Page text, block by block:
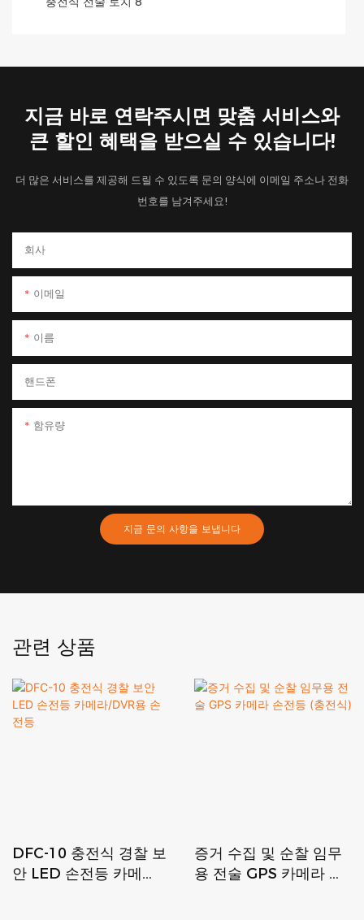
지금 바로 연락주시면 맞춤 서비스와
큰 할인 혜택을 받으실 수 있습니다!
더 많은 서비스를 제공해 드릴 수 있도록 문의 양식에 이메일 주소나 전화
번호를 남겨주세요!
회사
이메일
이름
핸드폰
함유량
지금 문의 사항을 보냅니다
관련 상품
DFC-10 충전식 경찰 보
안 LED 손전등 카메
증거 수집 및 순찰 임무
용 전술 GPS 카메라 손